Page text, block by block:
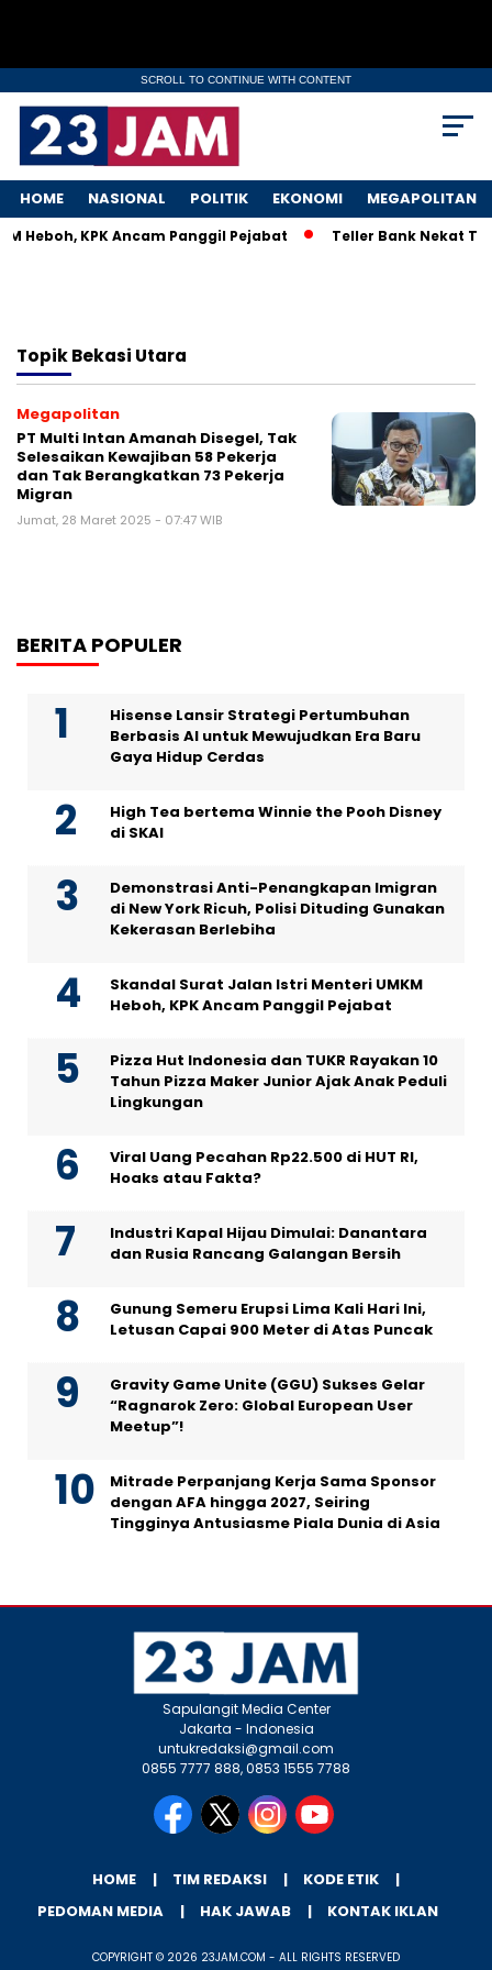
SCROLL TO CONTINUE WITH CONTENT
HOME NASIONAL POLITIK EKONOMI MEGAPOLITAN
Heboh, KPK Ancam Panggil Pejabat Teller Bank Nekat
TopikBekasi Utara
Megapolitan
PT Multi Intan Amanah Disegel, Tak
Selesaikan Kewajiban 58 Pekerja
dan Tak Berangkatkan 73 Pekerja
Migran
Jumat, 28 Maret 2025 - 07:47 WIB
BERITA POPULER
Hisense Lansir Strategi Pertumbuhan
Berbasis AI untuk Mewujudkan Era Baru
Gaya Hidup Cerdas
High Tea bertema Winnie the Pooh Disney
di SKAI
Demonstrasi Anti-Penangkapan Imigran
di New York Ricuh, Polisi Dituding Gunakan
Kekerasan Berlebiha
Skandal Surat Jalan Istri Menteri UMKM
Heboh, KPK Ancam Panggil Pejabat
Pizza Hut Indonesia dan TUKR Rayakan 10
Tahun Pizza Maker Junior Ajak Anak Peduli
Lingkungan
Viral Uang Pecahan Rp22.500 di HUT RI,
Hoaks atau Fakta?
Industri Kapal Hijau Dimulai: Danantara
dan Rusia Rancang Galangan Bersih
Gunung Semeru Erupsi Lima Kali Hari Ini,
Letusan Capai 900 Meter di Atas Puncak
Gravity Game Unite (GGU) Sukses Gelar
“Ragnarok Zero: Global European User
Meetup”!
Mitrade Perpanjang Kerja Sama Sponsor
dengan AFA hingga 2027, Seiring
Tingginya Antusiasme Piala Dunia di Asia
Sapulangit Media Center
Jakarta - Indonesia
untukredaksi@gmail.com
0855 7777 888, 0853 1555 7788
HOME TIM REDAKSI
KODE ETIK
PEDOMAN MEDIA
HAK JAWAB KONTAK IKLAN
COPYRIGHT © 2026 23JAM.COM - ALL RIGHTS RESERVED